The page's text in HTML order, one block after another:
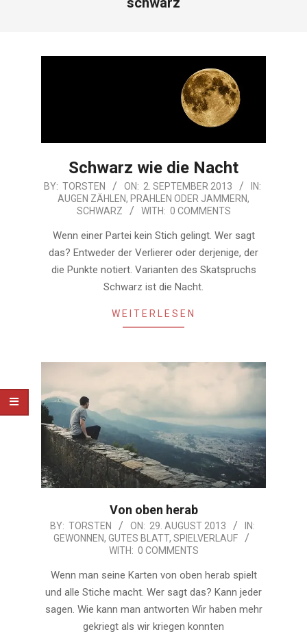
Schwarz wie die Nacht
2013-
BY: TORSTEN ON: 2. SEPTEMBER 2013
IN:
AUGEN ZÄHLEN, PRAHLEN ODER JAMMERN,
SCHWARZ
WITH: 0 COMMENTS
Wenn einer Partei kein Stich gelingt. Wer sagt
das? Entweder der Verlierer oder derjenige, der
die Punkte notiert. Varianten des Skatspruchs
Schwarz ist die Nacht.
WEITERLESEN
Von oben herab
2013-
08-
BY: TORSTEN ON: 29. AUGUST 2013
IN:
GEWONNEN, GUTES BLATT, SPIELVERLAUF
WITH: 0 COMMENTS
Wenn man seine Karten von oben herab spielt
und alle Stiche macht. Wer sagt das? Kann jeder
sagen. Wie kann man antworten Wir haben mehr
gekriegt als wir kriegen konnten